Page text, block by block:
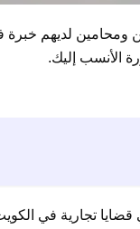
ومحامين لديهم
الأنسب إليك.
بالتواصل على 94959511 للحصول على خدمات محامي قضايا